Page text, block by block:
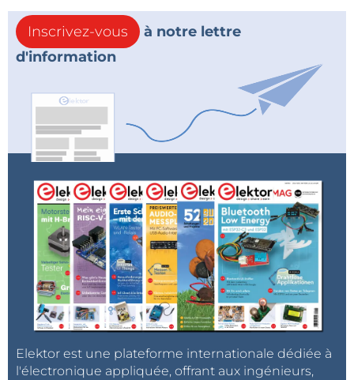
Inscrivez-vous
à notre lettre
d'information
Elektor est une plateforme internationale dédiée à
l'électronique appliquée, offrant aux ingénieurs,